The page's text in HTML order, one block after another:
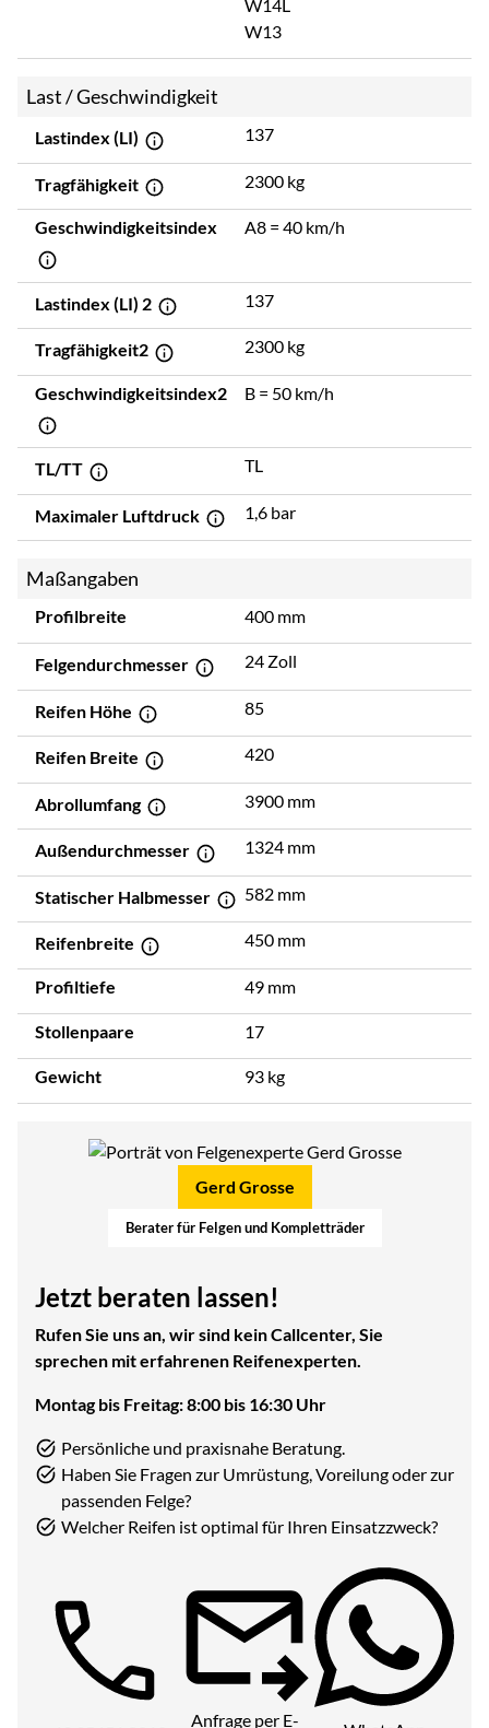
W14L
W13
Last / Geschwindigkeit
Lastindex (LI) 137
Tragfähigkeit 2300 kg
Geschwindigkeitsindex A8 = 40 km/h
Lastindex (LI) 2 137
Tragfähigkeit2 2300 kg
Geschwindigkeitsindex2 B = 50 km/h
TL/TT TL
Maximaler Luftdruck 1,6 bar
Maßangaben
Profilbreite 400 mm
Felgendurchmesser 24 Zoll
Reifen Höhe 85
Reifen Breite 420
Abrollumfang 3900 mm
Außendurchmesser 1324 mm
Statischer Halbmesser 582 mm
Reifenbreite 450 mm
Profiltiefe 49 mm
Stollenpaare 17
Gewicht 93 kg
Gerd Grosse
Berater für Felgen und Kompletträder
Jetzt beraten lassen!
Rufen Sie uns an, wir sind kein Callcenter, Sie
sprechen mit erfahrenen Reifenexperten.
Montag bis Freitag: 8:00 bis 16:30 Uhr
Persönliche und praxisnahe Beratung.
Haben Sie Fragen zur Umrüstung, Voreilung oder zur
passenden Felge?
Welcher Reifen ist optimal für Ihren Einsatzzweck?
Telefon:
Anfrage per E-